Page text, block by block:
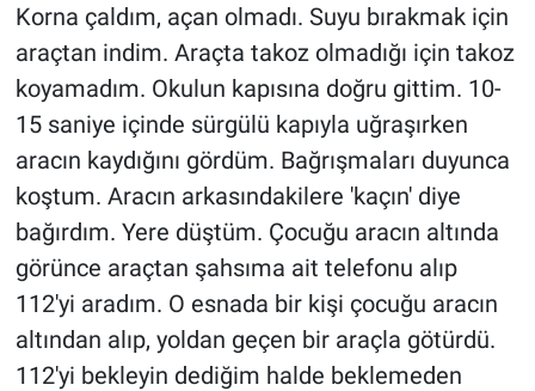
Korna çaldım, açan olmadı. Suyu bırakmak için
araçtan indim. Araçta takoz olmadığı için takoz
koyamadım. Okulun kapısına doğru gittim. 10-
15 saniye içinde sürgülü kapıyla uğraşırken
aracın kaydığını gördüm. Bağrışmaları duyunca
koştum. Aracın arkasındakilere 'kaçın' diye
bağırdım. Yere düştüm. Çocuğu aracın altında
görünce araçtan şahsıma ait telefonu alıp
112'yi aradım. O esnada bir kişi çocuğu aracın
altından alıp, yoldan geçen bir araçla götürdü.
112'yi bekleyin dediğim halde beklemeden